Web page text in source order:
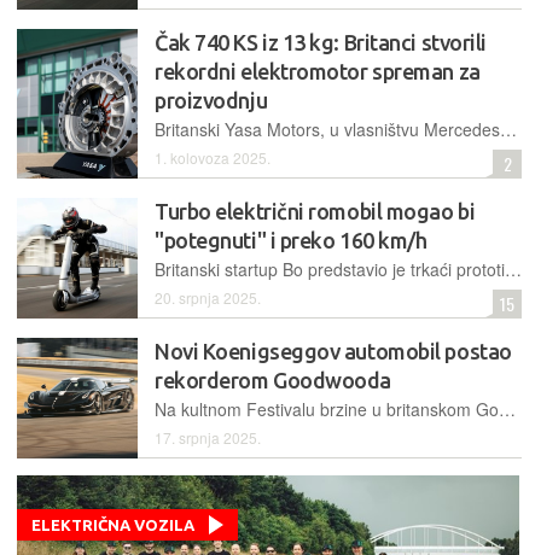
Čak 740 KS iz 13 kg: Britanci stvorili
rekordni elektromotor spreman za
proizvodnju
Britanski Yasa Motors, u vlasništvu Mercedes-Benza, razvio je prototip elektromotora mase svega 13,1 kg koji razvija nevjerojatnih 550 kW, postavljajući novi, iako neslužbeni, standard u industriji
1. kolovoza 2025. 2
Turbo električni romobil mogao bi
"potegnuti" i preko 160 km/h
Britanski startup Bo predstavio je trkaći prototip električnog romobila Turbo, koji ima za cilj dosegnuti brzinu od barem 160 km/h i postati najbržim na svijetu te se upisati u Guinnessovu knjigu rekorda
20. srpnja 2025. 15
Novi Koenigseggov automobil postao
rekorderom Goodwooda
Na kultnom Festivalu brzine u britanskom Goodwoodu novi je hiperautomobil Koenigsegg Sadair’s Spear ostvario ono po što je i došao: kući odlazi s rekordom brdske staze za serijske automobile
17. srpnja 2025.
ELEKTRIČNA VOZILA